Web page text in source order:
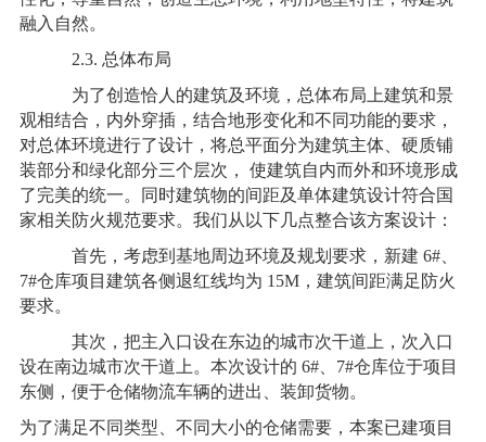
融入自然。
2.3. 总体布局
为了创造恰人的建筑及环境，总体布局上建筑和景
观相结合，内外穿插，结合地形变化和不同功能的要求，
对总体环境进行了设计，将总平面分为建筑主体、硬质铺
装部分和绿化部分三个层次， 使建筑自内而外和环境形成
了完美的统一。同时建筑物的间距及单体建筑设计符合国
家相关防火规范要求。我们从以下几点整合该方案设计：
首先，考虑到基地周边环境及规划要求，新建 6#、
7#仓库项目建筑各侧退红线均为 15M，建筑间距满足防火
要求。
其次，把主入口设在东边的城市次干道上，次入口
设在南边城市次干道上。本次设计的 6#、7#仓库位于项目
东侧，便于仓储物流车辆的进出、装卸货物。
为了满足不同类型、不同大小的仓储需要，本案已建项目